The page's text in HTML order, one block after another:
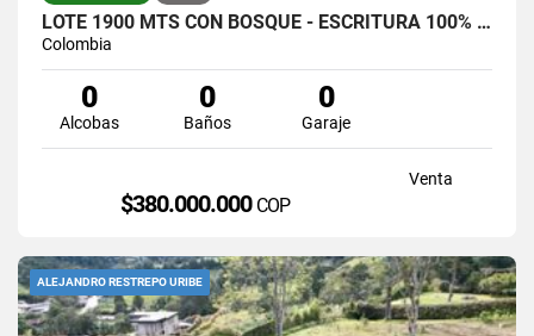
LOTE 1900 MTS CON BOSQUE - ESCRITURA 100% SANTA ELENA (LA CATALANA)
Colombia
0
Alcobas
0
Baños
0
Garaje
Venta
$380.000.000 COP
ALEJANDRO RESTREPO URIBE